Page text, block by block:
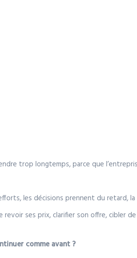
trop longtemps, parce que
les décisions prennent du retard,
ses prix, clarifier son offre, cibler
comme avant ?